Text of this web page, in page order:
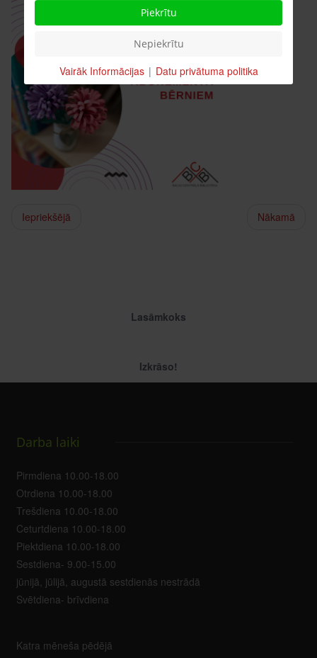
Iepriekšējā Nākamā
Lasāmkoks
Izkrāso!
Darba laiki
Pirmdiena 10.00-18.00
Otrdiena 10.00-18.00
Trešdiena 10.00-18.00
Ceturtdiena 10.00-18.00
Piektdiena 10.00-18.00
Sestdiena- 9.00-15.00
jūnijā, jūlijā, augustā sestdienās nestrādā
Svētdiena- brīvdiena
Katra mēneša pēdējā
Piekrītu
Nepiekrītu
Vairāk Informācijas | Datu privātuma politika